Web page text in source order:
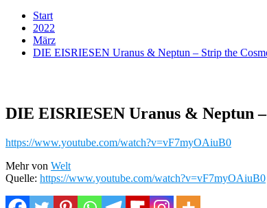
Start
2022
März
DIE EISRIESEN Uranus & Neptun – Strip the
DIE EISRIESEN Uranus & Neptun
https://www.youtube.com/watch?v=vF7myOAiuB0
Mehr von Welt
Quelle: https://www.youtube.com/watch?v=vF7myOAiuB0